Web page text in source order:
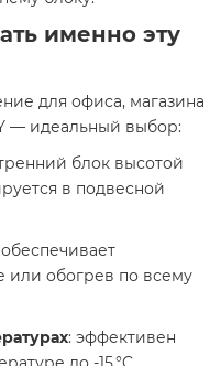
именно эту
для офиса, магазина
— идеальный выбор:
блок высотой
в подвесной
или обогрев по всему
: эффективен